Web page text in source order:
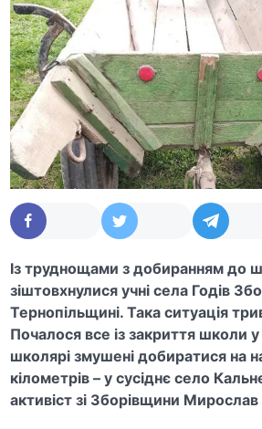
Із труднощами з добиранням до
зіштовхнулися учні села Годів
Тернопільщині. Така ситуація
Почалося все із закриття школи у
школярі змушені добиратися на
кілометрів – у сусіднє село
активіст зі Зборівщини